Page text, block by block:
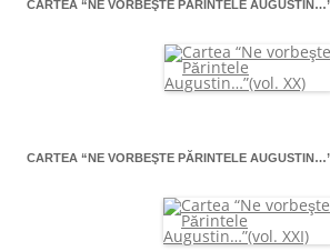
CARTEA “NE VORBEŞTE PĂRINTELE
CARTEA “NE VORBEŞTE PĂRINTELE